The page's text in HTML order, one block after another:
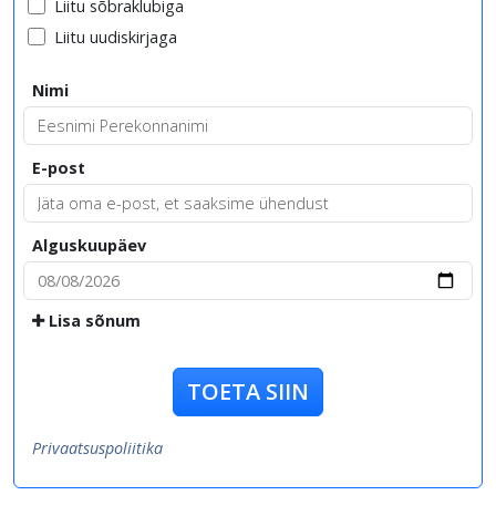
Liitu sõbraklubiga
Liitu uudiskirjaga
Nimi
E-post
Alguskuupäev
Lisa sõnum
TOETA SIIN
Privaatsuspoliitika